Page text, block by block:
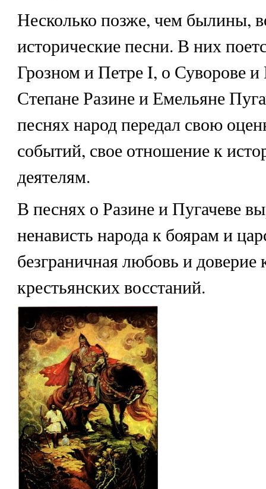
Несколько позже, чем былины,
исторические песни. В них
Грозном и Петре I, о Суворове и
Степане Разине и Емельяне
песнях народ передал свою
событий, свое отношение к
деятелям.
В песнях о Разине и Пугачеве
ненависть народа к боярам и
безграничная любовь и
крестьянских восстаний.